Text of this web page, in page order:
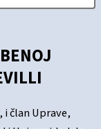
i član Uprave,